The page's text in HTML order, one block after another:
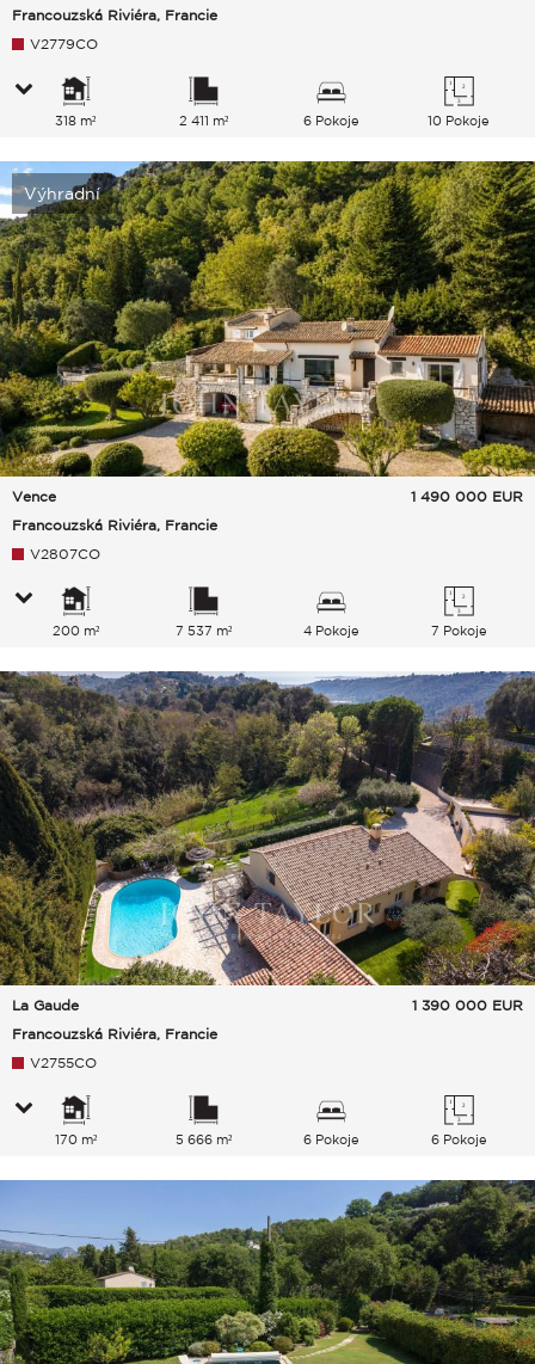
Francouzská Riviéra, Francie
V2779CO
318 m² 2 411 m² 6 Pokoje 10 Pokoje
Výhradní
Vence
Francouzská Riviéra, Francie
1 490 000 EUR
V2807CO
200 m² 7 537 m² 4 Pokoje 7 Pokoje
La Gaude
Francouzská Riviéra, Francie
1 390 000 EUR
V2755CO
170 m² 5 666 m² 6 Pokoje 6 Pokoje